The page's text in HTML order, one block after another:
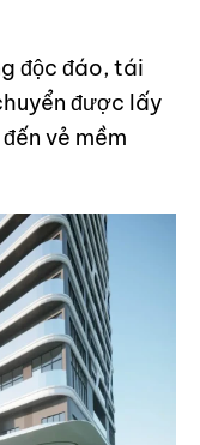
độc đáo, tái
được lấy
vẻ mềm